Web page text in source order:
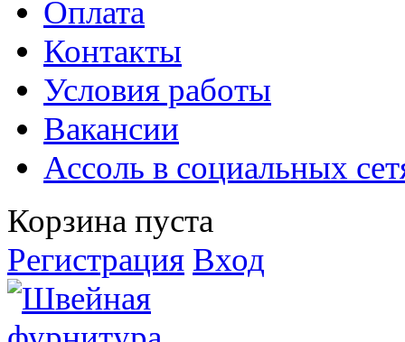
Оплата
Контакты
Условия работы
Вакансии
Ассоль в социальных
Корзина пуста
Регистрация Вход